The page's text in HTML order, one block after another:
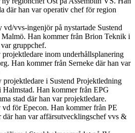
där han var operativ chef för region
vd/vvs-ingenjör på nystartade Sustend
Han kommer från Brion Teknik i
gruppchef.
projektledare inom underhållsplanering
Han kommer från Serneke där han var
projektledare i Sustend Projektledning
Halmstad. Han kommer från EPG
stad där han var projektledare.
vd för Epecon. Han kommer från PE
han var affärsutvecklingschef vvs &